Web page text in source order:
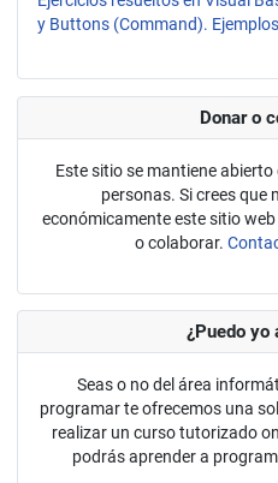
y Buttons (Command).
Donar o
Este sitio se mantiene
personas. Si crees que
económicamente este sitio
o colaborar.
¿Puedo yo
Seas o no del área
programar te ofrecemos una
realizar un curso tutorizado
podrás aprender a